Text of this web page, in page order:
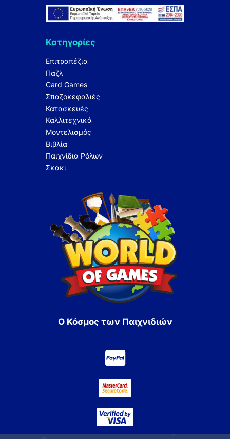
Κατηγορίες
Επιτραπέζια
Παζλ
Card Games
Σπαζοκεφαλιές
Κατασκευές
Καλλιτεχνικά
Μοντελισμός
Βιβλία
Παιχνίδια Ρόλων
Σκάκι
Ο Κόσμος των Παιχνιδιών